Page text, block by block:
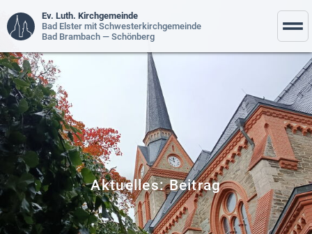
Ev. Luth. Kirchgemeinde
Bad Elster mit Schwesterkirchgemeinde
Bad Brambach — Schönberg
Aktuelles: Beitrag